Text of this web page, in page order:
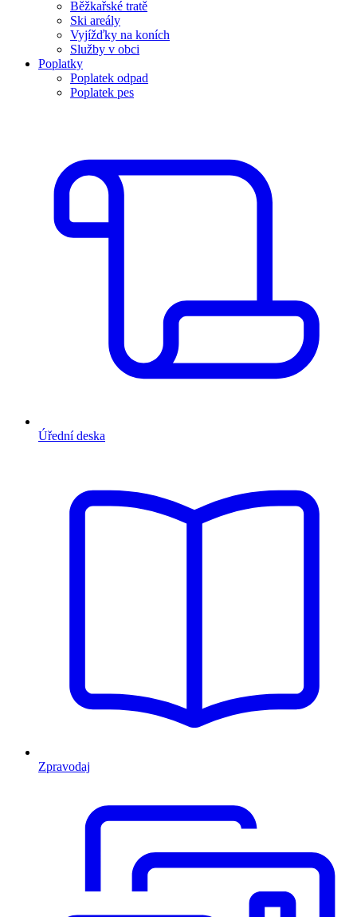
Běžkařské tratě
Ski areály
Vyjížďky na koních
Služby v obci
Poplatky
Poplatek odpad
Poplatek pes
Úřední deska
Zpravodaj